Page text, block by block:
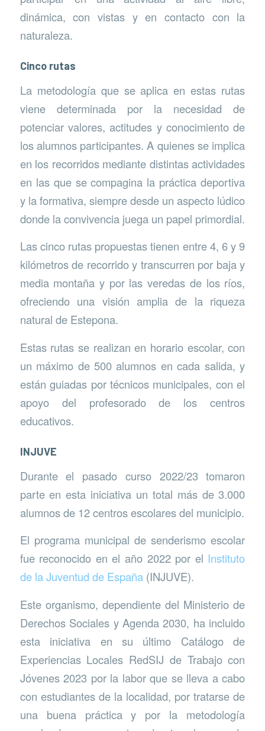
dinámica, con vistas y en contacto con la
naturaleza.
Cinco rutas
La metodología que se aplica en estas rutas
viene determinada por la necesidad de
potenciar valores, actitudes y conocimiento de
los alumnos participantes. A quienes se implica
en los recorridos mediante distintas actividades
en las que se compagina la práctica deportiva
y la formativa, siempre desde un aspecto lúdico
donde la convivencia juega un papel primordial.
Las cinco rutas propuestas tienen entre 4, 6 y 9
kilómetros de recorrido y transcurren por baja y
media montaña y por las veredas de los ríos,
ofreciendo una visión amplia de la riqueza
natural de Estepona.
Estas rutas se realizan en horario escolar, con
un máximo de 500 alumnos en cada salida, y
están guiadas por técnicos municipales, con el
apoyo del profesorado de los centros
educativos.
INJUVE
Durante el pasado curso 2022/23 tomaron
parte en esta iniciativa un total más de 3.000
alumnos de 12 centros escolares del municipio.
El programa municipal de senderismo escolar
fue reconocido en el año 2022 por el Instituto
de la Juventud de España(INJUVE).
Este organismo, dependiente del Ministerio de
Derechos Sociales y Agenda 2030, ha incluido
esta iniciativa en su último Catálogo de
Experiencias Locales RedSIJ de Trabajo con
Jóvenes 2023 por la labor que se lleva a cabo
con estudiantes de la localidad, por tratarse de
una buena práctica y por la metodología